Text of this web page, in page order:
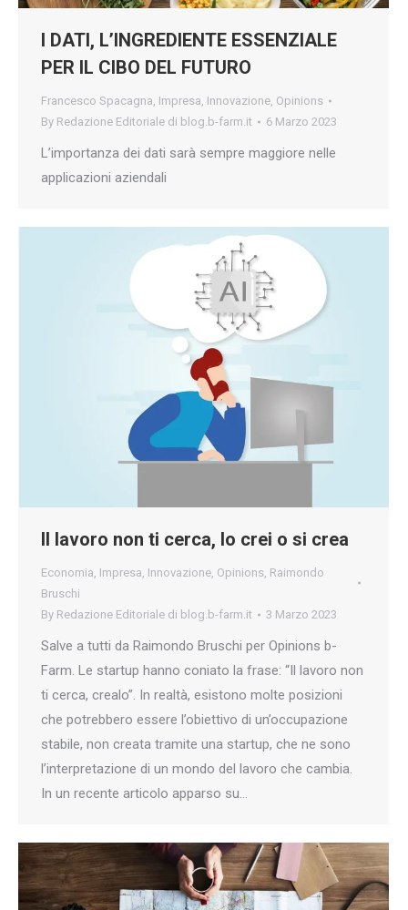
I DATI, L’INGREDIENTE ESSENZIALE
PER IL CIBO DEL FUTURO
Francesco Spacagna, Impresa, Innovazione, Opinions
By Redazione Editoriale di blog.b-farm.it 6 Marzo 2023
L’importanza dei dati sarà sempre maggiore nelle
applicazioni aziendali
Il lavoro non ti cerca, lo crei o si crea
Economia, Impresa, Innovazione, Opinions, Raimondo
Bruschi
By Redazione Editoriale di blog.b-farm.it 3 Marzo 2023
Salve a tutti da Raimondo Bruschi per Opinions b-
Farm. Le startup hanno coniato la frase: “Il lavoro non
ti cerca, crealo”. In realtà, esistono molte posizioni
che potrebbero essere l’obiettivo di un’occupazione
stabile, non creata tramite una startup, che ne sono
l’interpretazione di un mondo del lavoro che cambia.
In un recente articolo apparso su…